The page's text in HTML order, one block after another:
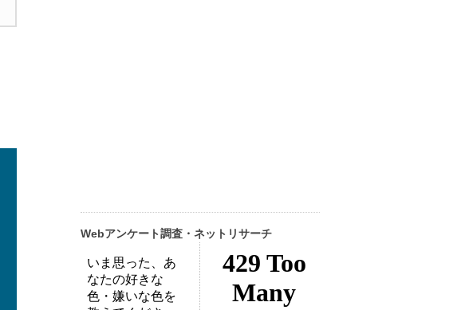
Webアンケート調査・ネットリサーチ